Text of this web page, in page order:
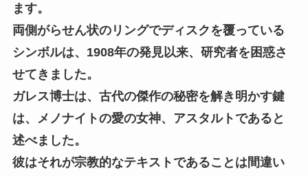
ます。
両側がらせん状のリングでディスクを覆っている
シンボルは、1908年の発見以来、研究者を困惑さ
せてきました。
ガレス博士は、古代の傑作の秘密を解き明かす鍵
は、メノナイトの愛の女神、アスタルトであると
述べました。
彼はそれが宗教的なテキストであることは間違い